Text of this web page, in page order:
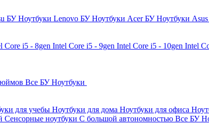
БУНоутбуки Lenovo БУНоутбуки Acer БУНоутбуки
Core i5 - 8gen Intel Core i5 - 9gen Intel Core i5 - 10gen Intel
Все БУ Ноутбуки
для учебы Ноутбуки для дома Ноутбуки для офиса
Сенсорные ноутбуки С большой автономностью Все БУ